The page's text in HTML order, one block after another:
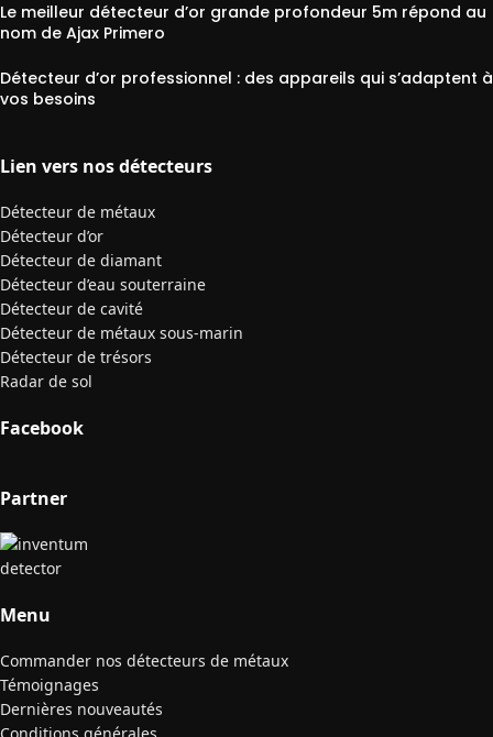
Le meilleur détecteur d’or grande profondeur 5m répond au
nom de Ajax Primero
Détecteur d’or professionnel : des appareils qui s’adaptent à
vos besoins
Lien vers nos détecteurs
Détecteur de métaux
Détecteur d’or
Détecteur de diamant
Détecteur d’eau souterraine
Détecteur de cavité
Détecteur de métaux sous-marin
Détecteur de trésors
Radar de sol
Facebook
Partner
Menu
Commander nos détecteurs de métaux
Témoignages
Dernières nouveautés